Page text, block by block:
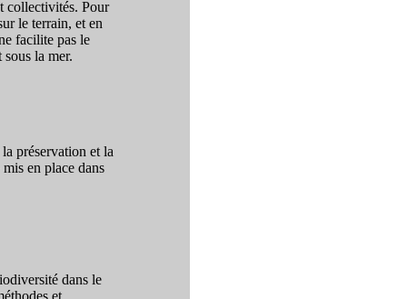
collectivités. Pour
le terrain, et en
facilite pas le
la mer.
préservation et la
en place dans
dans le